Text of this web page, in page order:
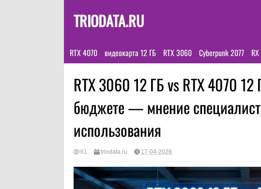
TRIODATA.RU
RTX 4070 видеокарта 12 ГБ RTX 3060 Cyberpunk 2077
RTX 3060 12 ГБ vs RTX 4070
бюджете — мнение
использования
61 triodata.ru 17-04-2026